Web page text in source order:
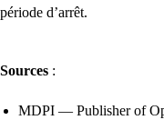
période d’arrêt.
Sources :
MDPI — Publisher of